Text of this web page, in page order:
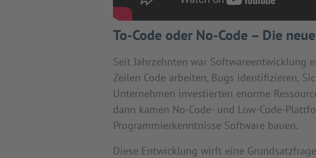
To-Code oder No-Code – Die
Seit Jahrzehnten war Softwareentwicklung
Zeilen Code arbeiten, Bugs identifizieren,
Unternehmen investierten enorme
dann kamen No-Code- und Low-Code-
Programmierkenntnisse Software bauen.
Diese Entwicklung wirft eine